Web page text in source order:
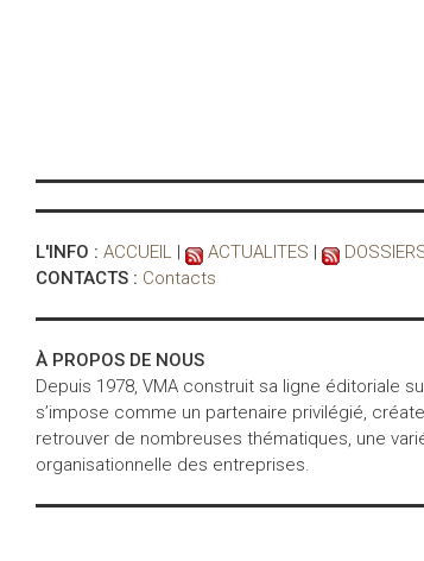
L'INFO : ACCUEIL ACTUALITES
CONTACTS : Contacts
À PROPOS DE NOUS
Depuis 1978, VMA construit sa ligne éditoriale
s’impose comme un partenaire privilégié,
retrouver de nombreuses thématiques, une
organisationnelle des entreprises.